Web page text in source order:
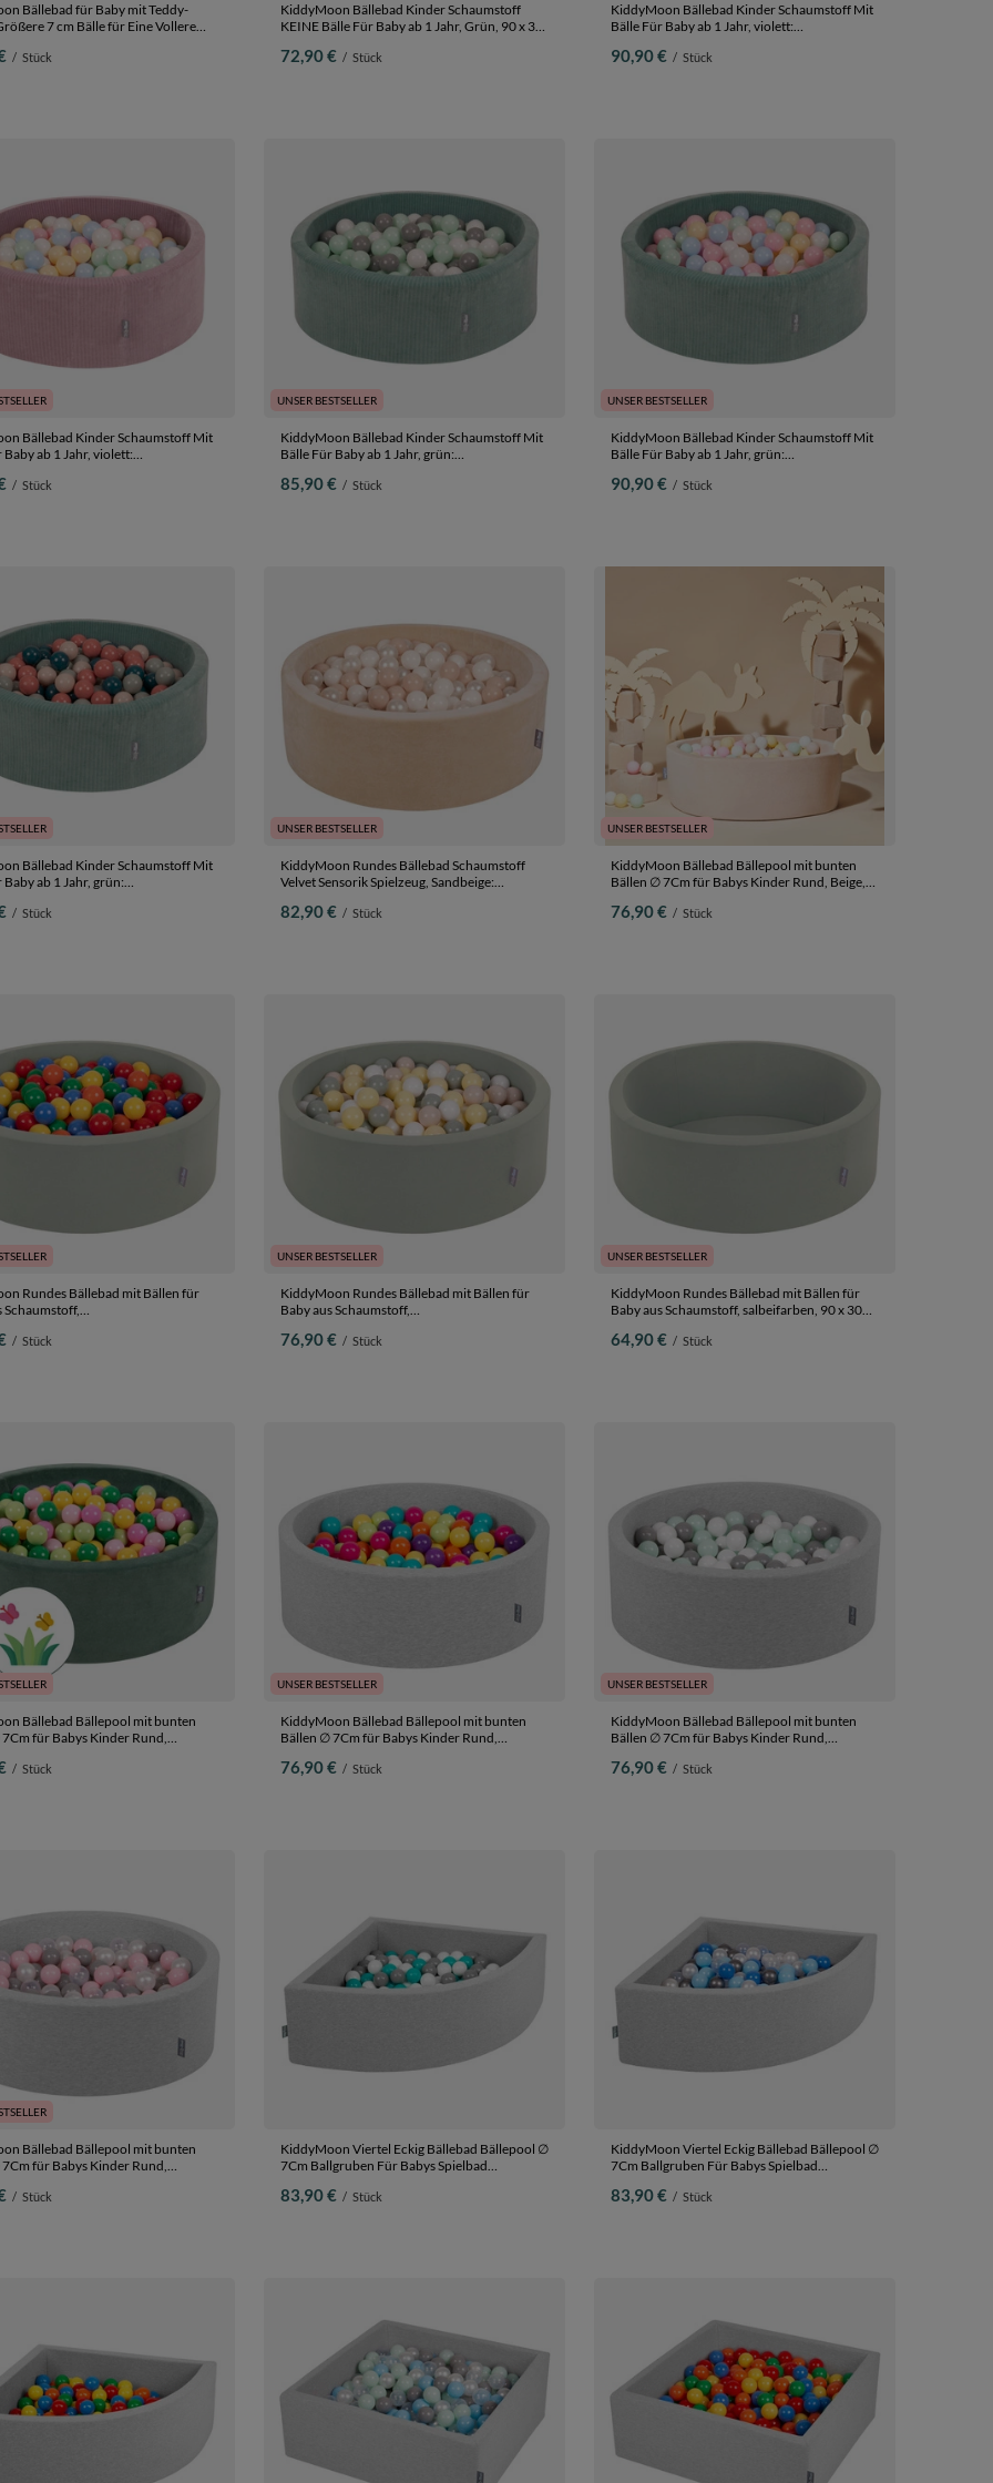
Bällebad für Baby mit Teddy-
7 cm Bälle für Eine Vollere
/ Stück
KiddyMoon Bällebad Kinder Schaumstoff
KEINE Bälle Für Baby ab 1 Jahr, Grün, 90 x 30
72,90 € / Stück
KiddyMoon Bällebad Kinder Schaumstoff Mit
Bälle Für Baby ab 1 Jahr, violett:
x 30 cm 300 Bälle
90,90 € / Stück
Bällebad Kinder Schaumstoff Mit
Baby ab 1 Jahr, violett:
200 Bälle
/ Stück
UNSER BESTSELLER
KiddyMoon Bällebad Kinder Schaumstoff Mit
Bälle Für Baby ab 1 Jahr, grün:
85,90 € / Stück
UNSER BESTSELLER
KiddyMoon Bällebad Kinder Schaumstoff Mit
Bälle Für Baby ab 1 Jahr, grün:
90 x 30 cm 300 Bälle
90,90 € / Stück
Bällebad Kinder Schaumstoff Mit
Baby ab 1 Jahr, grün:
200 Bälle
/ Stück
UNSER BESTSELLER
KiddyMoon Rundes Bällebad Schaumstoff
Velvet Sensorik Spielzeug, Sandbeige:
82,90 € / Stück
UNSER BESTSELLER
KiddyMoon Bällebad Bällepool mit bunten
Bällen ∅ 7Cm für Babys Kinder Rund, Beige,
76,90 € / Stück
Rundes Bällebad mit Bällen für
Schaumstoff,
Bälle
/ Stück
UNSER BESTSELLER
KiddyMoon Rundes Bällebad mit Bällen für
Baby aus Schaumstoff,
90 x 30 cm 200 Bälle
76,90 € / Stück
UNSER BESTSELLER
KiddyMoon Rundes Bällebad mit Bällen für
Baby aus Schaumstoff, salbeifarben, 90 x 30
64,90 € / Stück
Bällebad Bällepool mit bunten
Rund,
200 Bälle
/ Stück
UNSER BESTSELLER
KiddyMoon Bällebad Bällepool mit bunten
Bällen ∅ 7Cm für Babys Kinder Rund,
90 x 30 cm 200 Bälle
76,90 € / Stück
UNSER BESTSELLER
KiddyMoon Bällebad Bällepool mit bunten
Bällen ∅ 7Cm für Babys Kinder Rund,
Bälle
76,90 € / Stück
Bällebad Bällepool mit bunten
Rund,
/ Stück
KiddyMoon Viertel Eckig Bällebad Bällepool ∅
7Cm Ballgruben Für Babys Spielbad
hellgrau:grau/weiß/türkis, 90 x 30 cm 200
83,90 € / Stück
KiddyMoon Viertel Eckig Bällebad Bällepool ∅
7Cm Ballgruben Für Babys Spielbad
hellgrau:perle/blau/babyblau/transparent/silbern,
83,90 € / Stück